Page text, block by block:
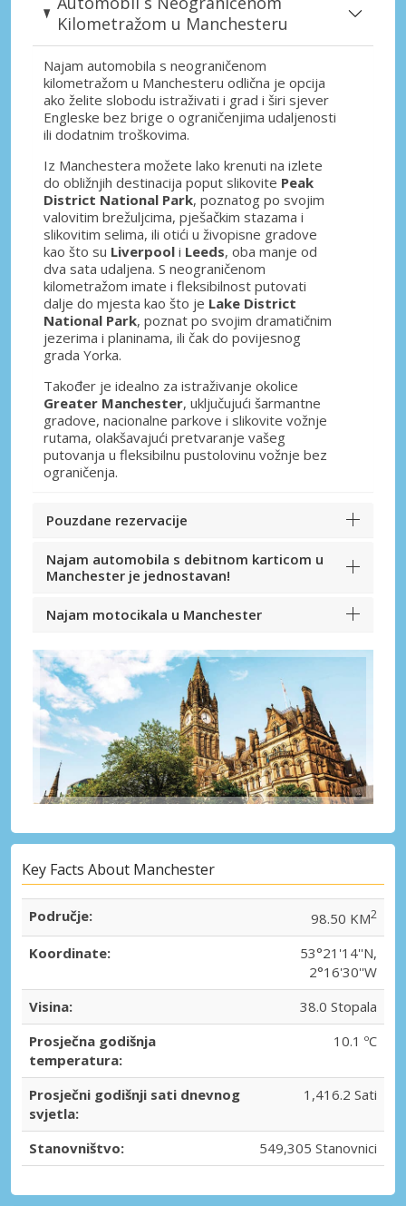
Kilometražom u Manchesteru
Najam automobila s neograničenom
kilometražom u Manchesteru odlična je opcija
ako želite slobodu istraživati i grad i širi sjever
Engleske bez brige o ograničenjima udaljenosti
ili dodatnim troškovima.
Iz Manchestera možete lako krenuti na izlete
do obližnjih destinacija poput slikovite Peak
District National Park, poznatog po svojim
valovitim brežuljcima, pješačkim stazama i
slikovitim selima, ili otići u živopisne gradove
kao što su Liverpool i Leeds, oba manje od
dva sata udaljena. S neograničenom
kilometražom imate i fleksibilnost putovati
dalje do mjesta kao što je Lake District
National Park, poznat po svojim dramatičnim
jezerima i planinama, ili čak do povijesnog
grada Yorka.
Također je idealno za istraživanje okolice
Greater Manchester, uključujući šarmantne
gradove, nacionalne parkove i slikovite vožnje
rutama, olakšavajući pretvaranje vašeg
putovanja u fleksibilnu pustolovinu vožnje bez
ograničenja.
Pouzdane rezervacije
Najam automobila s debitnom karticom u
Manchester je jednostavan!
Najam motocikala u Manchester
Key Facts About Manchester
Područje: 98.50 KM2
Koordinate:
53°21'14''N,
2°16'30''W
Visina:
38.0 Stopala
Prosječna godišnja
temperatura:
10.1 ºC
Prosječni godišnji sati dnevnog
svjetla:
1,416.2 Sati
Stanovništvo: 549,305 Stanovnici